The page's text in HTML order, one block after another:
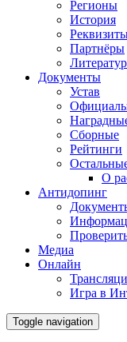
Регионы
История
Партнёры
Документы
Устав
Сборные
Рейтинги
О
Антидопинг
Медиа
Онлайн
Игра в
Toggle navigation